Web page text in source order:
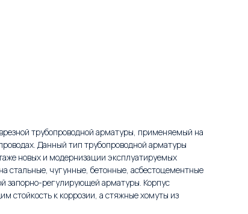
трубопроводной арматуры, применяемый на
Данный тип трубопроводной арматуры
новых и модернизации эксплуатируемых
стальные, чугунные, бетонные, асбестоцементные
запорно-регулирующей арматуры. Корпус
стойкость к коррозии, а стяжные хомуты из